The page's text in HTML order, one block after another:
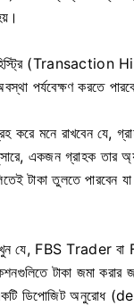
হিস্ট্রি (Transaction
পর্যবেক্ষণ করতে
করে মনে রাখবেন যে,
একজন গ্রাহক তার
টাকা তুলতে পারবেন
যে, FBS Trader
টাকা জমা
একটি ডিপোজিট